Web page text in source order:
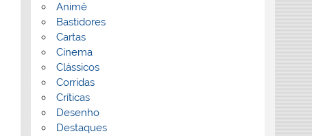
Animê
Bastidores
Cartas
Cinema
Clássicos
Corridas
Críticas
Desenho
Destaques